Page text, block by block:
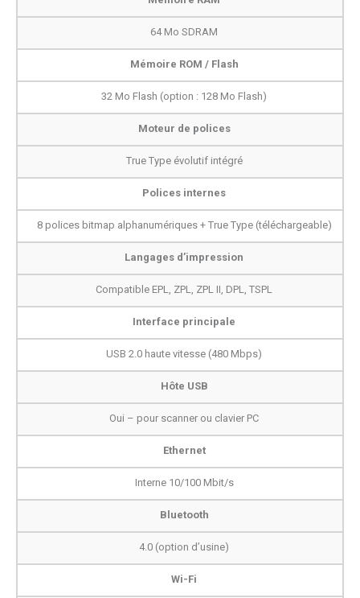
64 Mo SDRAM
Mémoire ROM / Flash
32 Mo Flash (option : 128 Mo Flash)
Moteur de polices
True Type évolutif intégré
Polices internes
8 polices bitmap alphanumériques + True Type (téléchargeable)
Langages d’impression
Compatible EPL, ZPL, ZPL II, DPL, TSPL
Interface principale
USB 2.0 haute vitesse (480 Mbps)
Hôte USB
Oui – pour scanner ou clavier PC
Ethernet
Interne 10/100 Mbit/s
Bluetooth
4.0 (option d’usine)
Wi-Fi